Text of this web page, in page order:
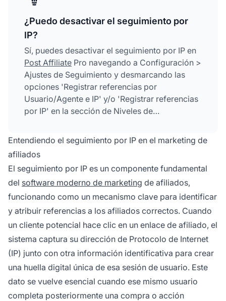
¿Puedo desactivar el seguimiento por
IP?
Sí, puedes desactivar el seguimiento por IP en
Post Affiliate Pro navegando a Configuración >
Ajustes de Seguimiento y desmarcando las
opciones 'Registrar referencias por
Usuario/Agente e IP' y/o 'Registrar referencias
por IP' en la sección de Niveles de
Entendiendo el seguimiento por IP en el marketing de
afiliados
El seguimiento por IP es un componente fundamental
del software moderno de marketing de afiliados,
funcionando como un mecanismo clave para identificar
y atribuir referencias a los afiliados correctos. Cuando
un cliente potencial hace clic en un enlace de afiliado, el
sistema captura su dirección de Protocolo de Internet
(IP) junto con otra información identificativa para crear
una huella digital única de esa sesión de usuario. Este
dato se vuelve esencial cuando ese mismo usuario
completa posteriormente una compra o acción